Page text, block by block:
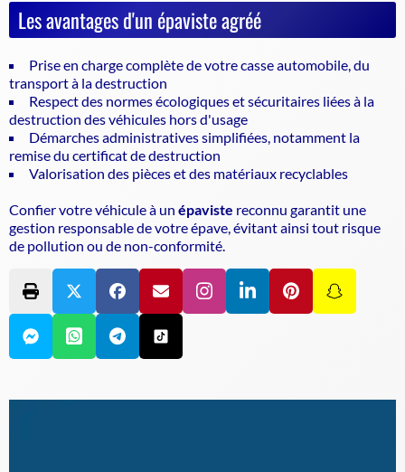
Les avantages d'un épaviste agréé
Prise en charge complète de votre casse automobile, du
transport à la destruction
Respect des normes écologiques et sécuritaires liées à la
destruction des véhicules hors d'usage
Démarches administratives simplifiées, notamment la
remise du certificat de destruction
Valorisation des pièces et des matériaux recyclables
Confier votre véhicule à un épaviste reconnu garantit une
gestion responsable de votre épave, évitant ainsi tout risque
de pollution ou de non-conformité.